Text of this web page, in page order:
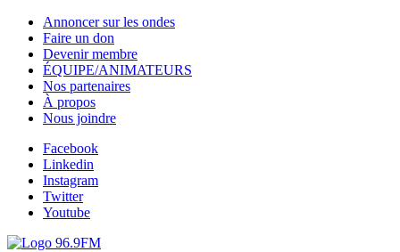
Annoncer sur les ondes
Faire un don
Devenir membre
ÉQUIPE/ANIMATEURS
Nos partenaires
À propos
Nous joindre
Facebook
Linkedin
Instagram
Twitter
Youtube